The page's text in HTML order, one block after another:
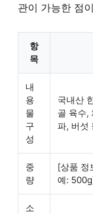
관이 가능한 점
항
목
내
용
물
구
성
국내산
골 육수,
파, 버섯
중
량
[상품 정
예:
소